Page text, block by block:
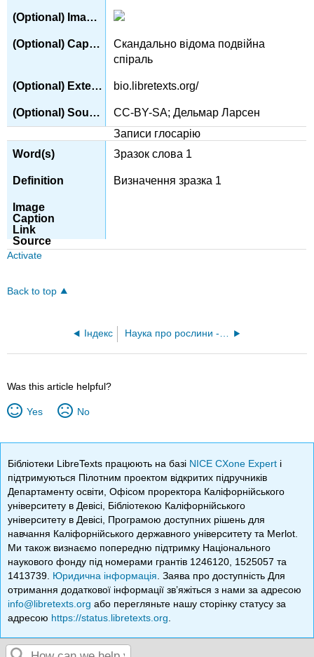
Скандально відома подвійна
спіраль
bio.libretexts.org/
CC-BY-SA; Дельмар Ларсен
Записи глосарію
Зразок слова 1
Визначення зразка 1
Activate
Back to top
Індекс
Was this article helpful?
Yes No
Бібліотеки LibreTexts працюють на базі NICE CXone Expert і
підтримуються Пілотним проектом відкритих підручників
Департаменту освіти, Офісом проректора Каліфорнійського
університету в Девісі, Бібліотекою Каліфорнійського
університету в Девісі, Програмою доступних рішень для
навчання Каліфорнійського державного університету та Merlot.
Ми також визнаємо попередню підтримку Національного
наукового фонду під номерами грантів 1246120, 1525057 та
1413739. Юридична інформація . Заява про доступність Для
отримання додаткової інформації зв’яжіться з нами за адресою
info@libretexts.org або перегляньте нашу сторінку статусу за
адресою https://status.libretexts.org